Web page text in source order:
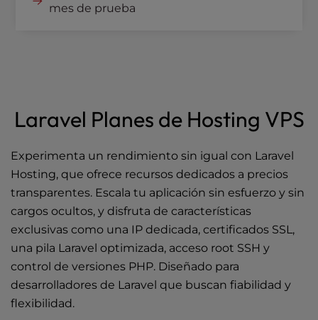
mes de prueba
Laravel Planes de Hosting VPS
Experimenta un rendimiento sin igual con Laravel
Hosting, que ofrece recursos dedicados a precios
transparentes. Escala tu aplicación sin esfuerzo y sin
cargos ocultos, y disfruta de características
exclusivas como una IP dedicada, certificados SSL,
una pila Laravel optimizada, acceso root SSH y
control de versiones PHP. Diseñado para
desarrolladores de Laravel que buscan fiabilidad y
flexibilidad.